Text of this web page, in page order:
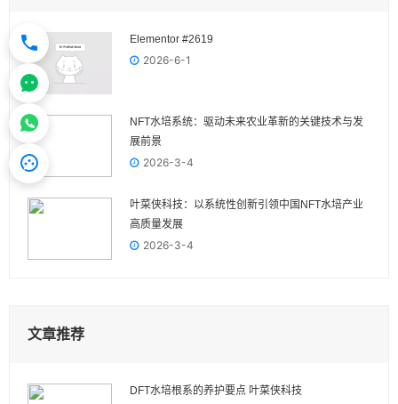
Elementor #2619
2026-6-1
NFT水培系统：驱动未来农业革新的关键技术与发
展前景
2026-3-4
叶菜侠科技：以系统性创新引领中国NFT水培产业
高质量发展
2026-3-4
文章推荐
DFT水培根系的养护要点 叶菜侠科技